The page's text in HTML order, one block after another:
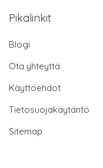
Pikalinkit
Blogi
Ota yhteyttä
Käyttöehdot
Tietosuojakäytäntö
Sitemap